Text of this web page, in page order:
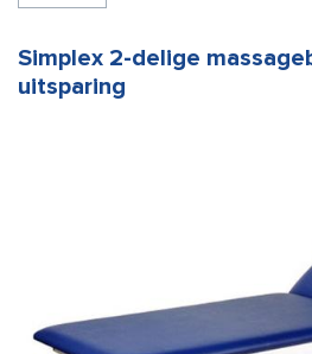
Simplex 2-delige
uitsparing